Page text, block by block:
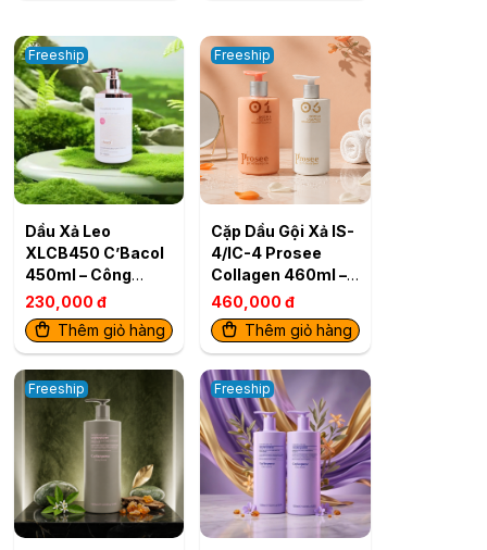
Freeship
Dầu Xả Leo
XLCB450 C’Bacol
450ml – Công
Thức Siêu Mềm
Mượt Cho Tóc
Khỏe Bóng
230,000 đ
Thêm giỏ hàng
Freeship
Cặp Dầu Gội Xả IS-
4/IC-4 Prosee
Collagen 460ml –
Phục Hồi Tóc Khô
Xơ, Chẻ Ngọn &
Gãy Rụng
460,000 đ
Thêm giỏ hàng
Freeship Freeship